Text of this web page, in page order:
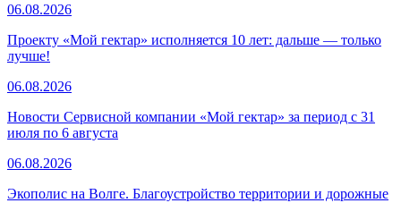
06.08.2026
Проекту «Мой гектар» исполняется 10 лет: дальше — только
лучше!
06.08.2026
Новости Сервисной компании «Мой гектар» за период с 31
июля по 6 августа
06.08.2026
Экополис на Волге. Благоустройство территории и дорожные